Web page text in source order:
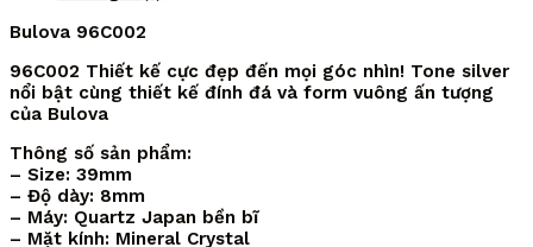
Bulova 96C002
96C002 Thiết kế cực đẹp đến mọi góc nhìn! Tone silver
nổi bật cùng thiết kế đính đá và form vuông ấn tượng
của Bulova
Thông số sản phẩm:
– Size: 39mm
– Độ dày: 8mm
– Máy: Quartz Japan bền bĩ
– Mặt kính: Mineral Crystal